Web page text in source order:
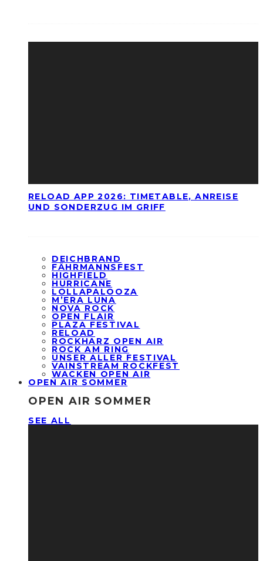
RELOAD APP 2026: TIMETABLE, ANREISE
UND SONDERZUG IM GRIFF
DEICHBRAND
FÄHRMANNSFEST
HIGHFIELD
HURRICANE
LOLLAPALOOZA
M’ERA LUNA
NOVA ROCK
OPEN FLAIR
PLAZA FESTIVAL
RELOAD
ROCKHARZ OPEN AIR
ROCK AM RING
UNSER ALLER FESTIVAL
VAINSTREAM ROCKFEST
WACKEN OPEN AIR
OPEN AIR SOMMER
OPEN AIR SOMMER
SEE ALL